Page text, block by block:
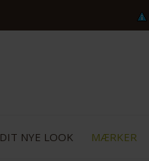
DIT NYE LOOK MÆRKER